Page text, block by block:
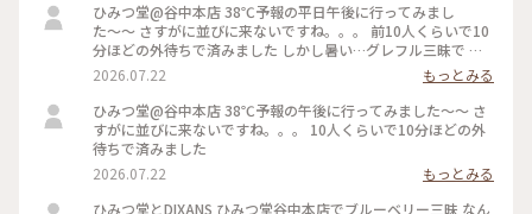
ひみつ堂@谷中本店 38℃予報の平日午後に行ってみまし
た〜〜 さすがに並びに来ないですね。。。 前10人くらいで10
分ほどの外待ちで済みました しかし暑い…グレフル三昧で 果
肉たくさん載って甘いと苦いがちょうどいい！ よーぐると蜜
がいらないくらいしっかり柑橘の味🍋 溶けても生ジュースみ
たいで最後まで美味しかった 夜の部で桃メニューが出る日で
迷ったけどさすがに２時間待てない、、、 それに17時からけ
っこう並ぶのよね。。日没前でまだ暑いし！ 以外と日中は穴
2026.07.22
もっとみる
ひみつ堂@谷中本店 38℃予報の午後に行ってみました〜〜 さ
すがに並びに来ないですね。。。 10人くらいで10分ほどの外
待ちで済みました
2026.07.22
もっとみる
ひみつ堂とDIXANS ひみつ堂谷中本店でブルーベリー三昧 なん